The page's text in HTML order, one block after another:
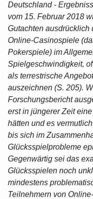
Deutschland -
vom 15. Februar 2018
Gutachten ausdrücklich
Online-Casinospiele
Pokerspiele) im
Spielgeschwindigkeit,
als terrestrische
auszeichnen (S. 205).
Forschungsbericht
erst in jüngerer Zeit
hätten und es
bis sich im
Glücksspielprobleme
Gegenwärtig sei das
Glücksspielen noch
mindestens
Teilnehmern von